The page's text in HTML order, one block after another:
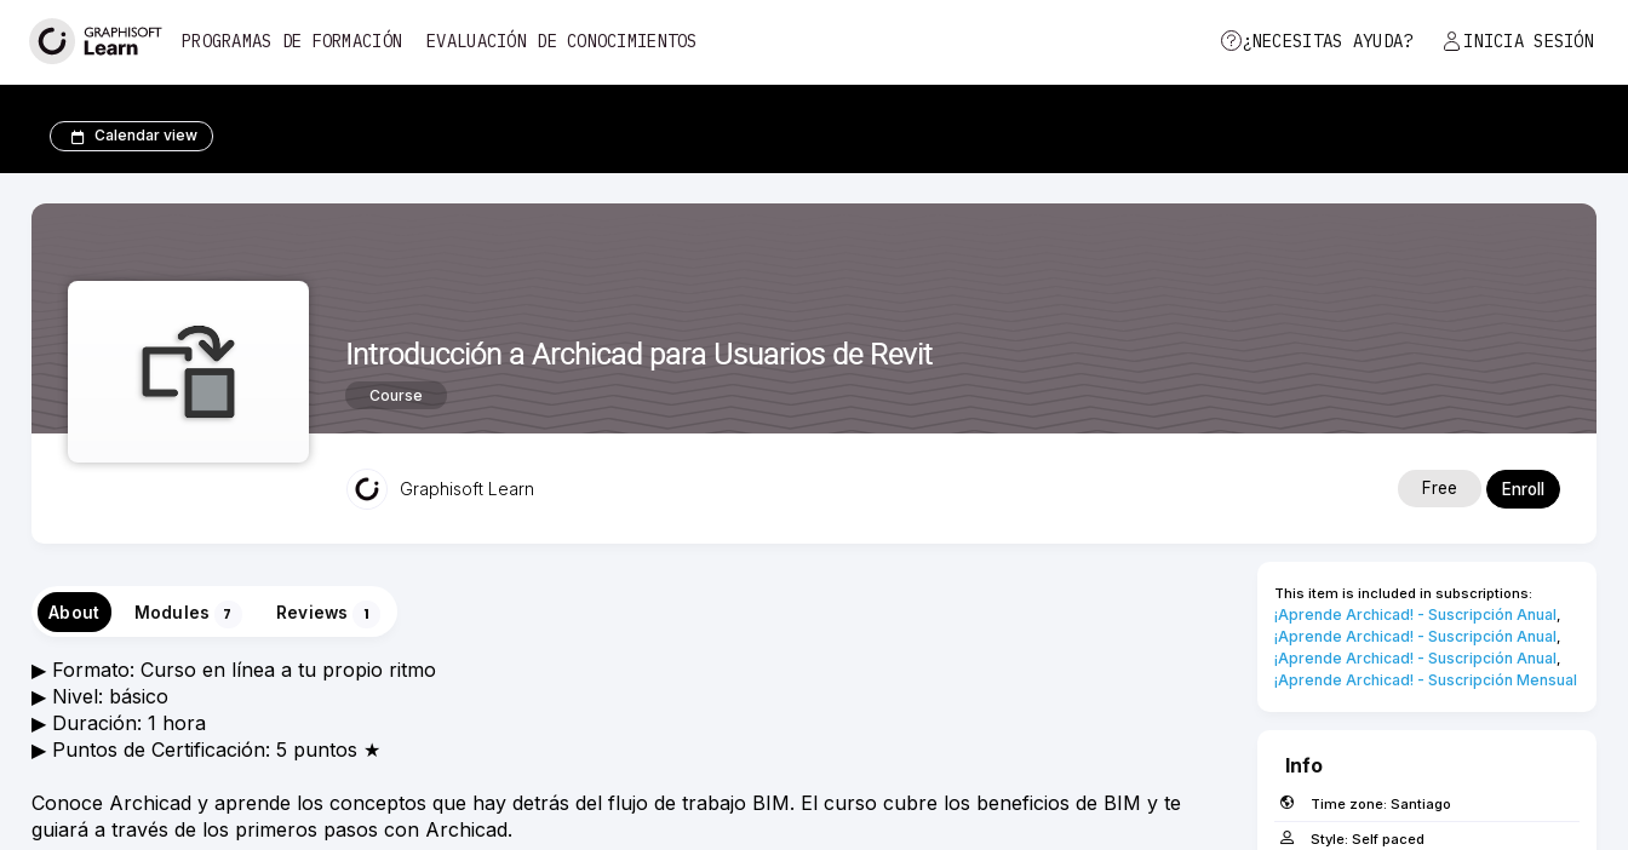
PROGRAMAS DE FORMACIÓN EVALUACIÓN DE CONOCIMIENTOS ¿NECESITAS AYUDA? INICIA SESIÓN
Calendar view
Introducción a Archicad para Usuarios de Revit
Course
Graphisoft Learn Free Enroll
About Modules 7 Reviews 1
▶︎ Formato: Curso en línea a tu propio ritmo
▶︎ Nivel: básico
▶︎ Duración: 1 hora
▶︎ Puntos de Certificación: 5 puntos ★
Conoce Archicad y aprende los conceptos que hay detrás del flujo de trabajo BIM. El curso cubre los beneficios de BIM y te
guiará a través de los primeros pasos con Archicad.
This item is included in subscriptions:
¡Aprende Archicad! - Suscripción Anual,
¡Aprende Archicad! - Suscripción Anual,
¡Aprende Archicad! - Suscripción Anual,
¡Aprende Archicad! - Suscripción Mensual
Info
Time zone: Santiago
Style: Self paced